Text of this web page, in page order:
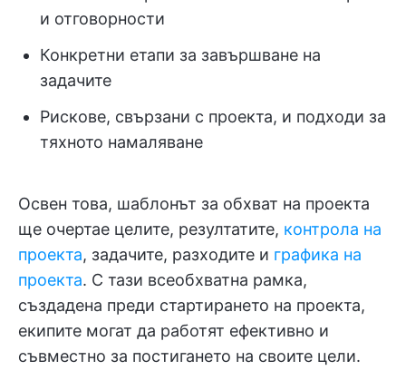
и отговорности
Конкретни етапи за завършване на
задачите
Рискове, свързани с проекта, и подходи за
тяхното намаляване
Освен това, шаблонът за обхват на проекта
ще очертае целите, резултатите, контрола на
проекта, задачите, разходите и графика на
проекта. С тази всеобхватна рамка,
създадена преди стартирането на проекта,
екипите могат да работят ефективно и
съвместно за постигането на своите цели.